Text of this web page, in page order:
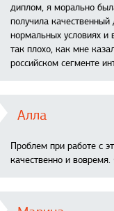
диплом, я морально
получила
нормальных условиях и
так плохо, как мне
российском сегменте
Алла
Проблем при работе с
качественно и вовремя.